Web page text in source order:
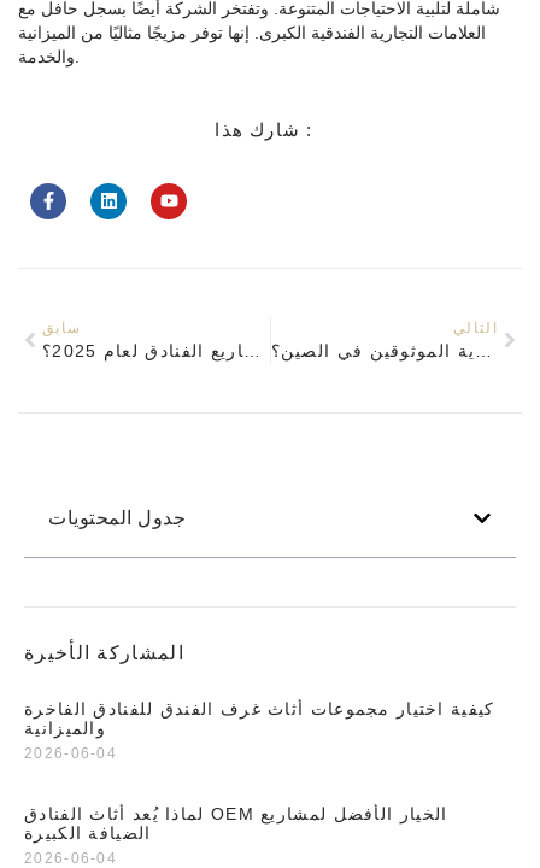
شاملة لتلبية الاحتياجات المتنوعة. وتفتخر الشركة أيضًا بسجل حافل مع
العلامات التجارية الفندقية الكبرى. إنها توفر مزيجًا مثاليًا من الميزانية
شارك هذا :
سابق التالي
جدول المحتويات
المشاركة الأخيرة
كيفية اختيار مجموعات أثاث غرف الفندق للفنادق الفاخرة
والميزانية
2026-06-04
لماذا يُعد أثاث الفنادق OEM الخيار الأفضل لمشاريع
الضيافة الكبيرة
2026-06-04